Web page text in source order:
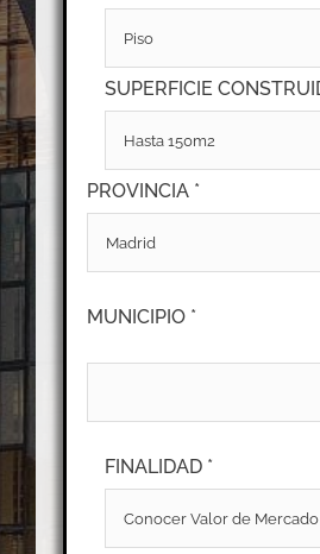
SUPERFICIE
PROVINCIA *
MUNICIPIO *
FINALIDAD *